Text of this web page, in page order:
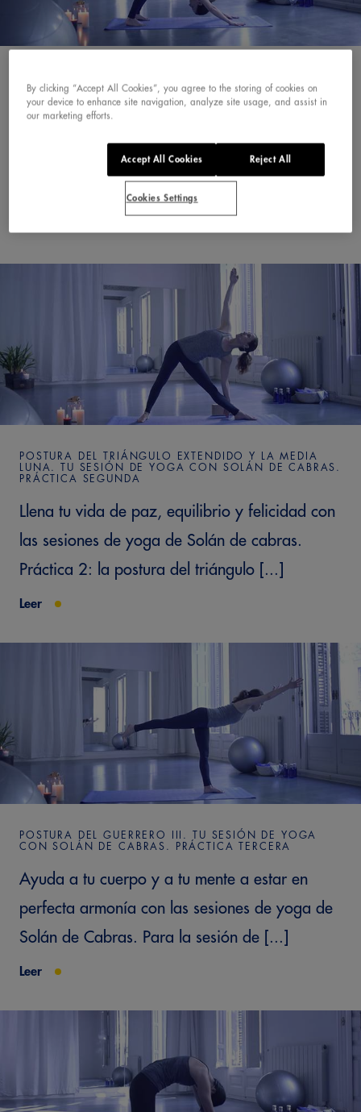
SESIÓN DE YOGA CON SOLÁN DE CABRAS.
PRÁCTICA PRIMERA
sesiones de #SoYoga de Solán de Cabras.
Aprende hoy en la práctica [...]
POSTURA DEL TRIÁNGULO EXTENDIDO Y LA MEDIA
LUNA. TU SESIÓN DE YOGA CON SOLÁN DE CABRAS.
PRÁCTICA SEGUNDA
Llena tu vida de paz, equilibrio y felicidad con
las sesiones de yoga de Solán de cabras.
Práctica 2: la postura del triángulo [...]
Leer
POSTURA DEL GUERRERO III. TU SESIÓN DE YOGA
CON SOLÁN DE CABRAS. PRÁCTICA TERCERA
Ayuda a tu cuerpo y a tu mente a estar en
perfecta armonía con las sesiones de yoga de
Solán de Cabras. Para la sesión de [...]
Leer
By clicking “Accept All Cookies”, you agree to the storing of cookies on
your device to enhance site navigation, analyze site usage, and assist in
our marketing efforts.
Reject All
Accept All Cookies
Cookies Settings